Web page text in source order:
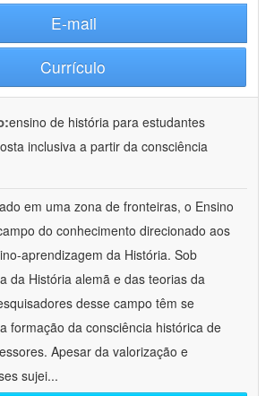
E-mail
Currículo
ensino de história para estudantes
inclusiva a partir da consciência
em uma zona de fronteiras, o Ensino
do conhecimento direcionado aos
aprendizagem da História. Sob
da História alemã e das teorias da
desse campo têm se
formação da consciência histórica de
Apesar da valorização e
sujei...